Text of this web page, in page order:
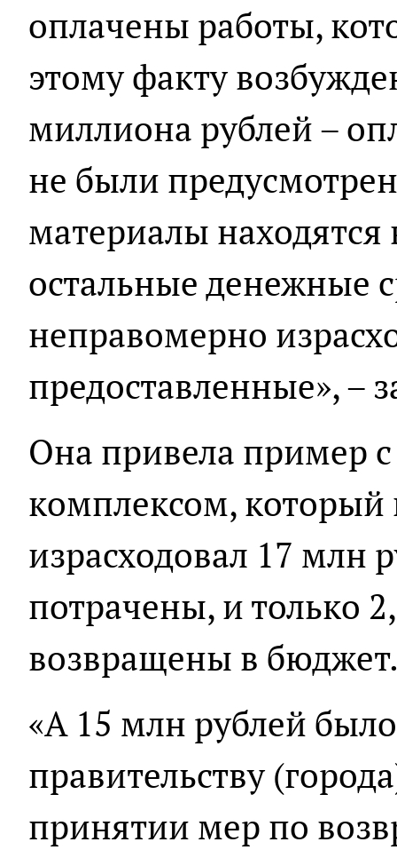
оплачены работы,
этому факту
миллиона рублей –
не были
материалы находятся
остальные денежные
неправомерно
предоставленные», –
Она привела пример
комплексом,
израсходовал 17 млн
потрачены, и только
возвращены в
«А 15 млн рублей
правительству
принятии мер по